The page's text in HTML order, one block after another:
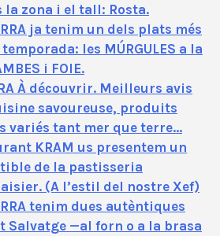
la zona i el tall: Rosta.
ja tenim un dels plats més
les MÚRGULES a la
i FOIE.
À découvrir. Meilleurs avis
savoureuse, produits
variés tant mer que terre…
KRAM us presentem un
de la pastisseria
(A l’estil del nostre Xef)
tenim dues autèntiques
Salvatge —al forn o a la brasa